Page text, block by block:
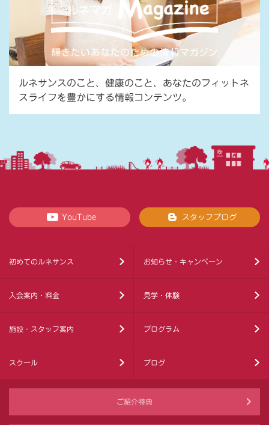
ルネサンスのこと、健康のこと、あなたのフィットネ
スライフを豊かにする情報コンテンツ。
YouTube スタッフブログ
初めてのルネサンス お知らせ・キャンペーン
入会案内・料金 見学・体験
施設・スタッフ案内 プログラム
スクール ブログ
ご紹介特典